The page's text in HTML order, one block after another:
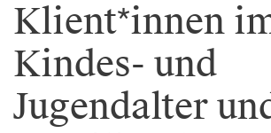
Klient*innen
Kindes- und
Jugendalter